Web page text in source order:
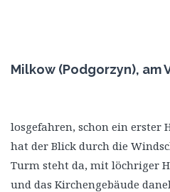
Milkow (Podgorzyn), am
losgefahren, schon ein erster
hat der Blick durch die
Turm steht da, mit löchriger
und das Kirchengebäude